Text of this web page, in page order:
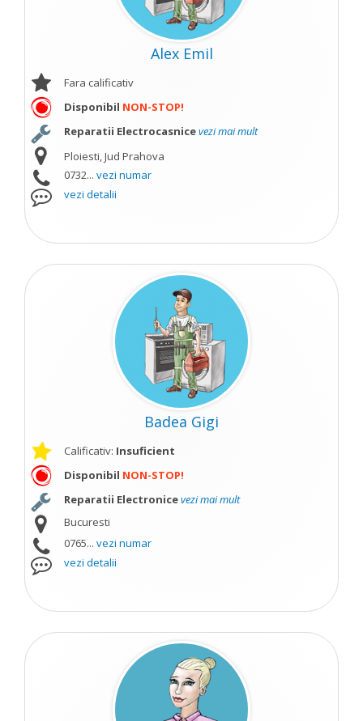
Alex Emil
Fara calificativ
Disponibil NON-STOP!
Reparatii Electrocasnicevezi mai mult
Ploiesti, Jud Prahova
0732... vezi numar
vezi detalii
Badea Gigi
Calificativ: Insuficient
Disponibil NON-STOP!
Reparatii Electronicevezi mai mult
Bucuresti
0765... vezi numar
vezi detalii